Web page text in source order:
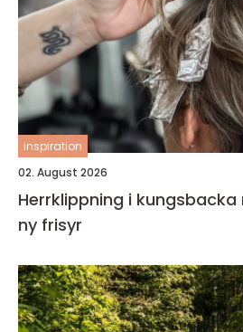
inspiration
02. August 2026
Herrklippning i kungsbacka mer än bara en
ny frisyr